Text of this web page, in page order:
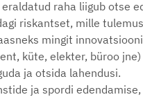
raha liigub otse
riskantset, mille
mingit
küte, elekter, büroo jne)
ja otsida lahendusi.
ja spordi